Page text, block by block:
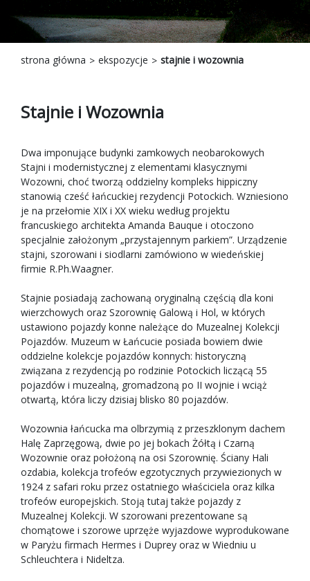
strona główna ekspozycje stajnie i wozownia
Stajnie i Wozownia
Dwa imponujące budynki zamkowych neobarokowych
Stajni i modernistycznej z elementami klasycznymi
Wozowni, choć tworzą oddzielny kompleks hippiczny
stanowią cześć łańcuckiej rezydencji Potockich. Wzniesiono
je na przełomie XIX i XX wieku według projektu
francuskiego architekta Amanda Bauque i otoczono
specjalnie założonym „przystajennym parkiem”. Urządzenie
stajni, szorowani i siodlarni zamówiono w wiedeńskiej
firmie R.Ph.Waagner.
Stajnie posiadają zachowaną oryginalną częścią dla koni
wierzchowych oraz Szorownię Galową i Hol, w których
ustawiono pojazdy konne należące do Muzealnej Kolekcji
Pojazdów. Muzeum w Łańcucie posiada bowiem dwie
oddzielne kolekcje pojazdów konnych: historyczną
związana z rezydencją po rodzinie Potockich liczącą 55
pojazdów i muzealną, gromadzoną po II wojnie i wciąż
otwartą, która liczy dzisiaj blisko 80 pojazdów.
Wozownia łańcucka ma olbrzymią z przeszklonym dachem
Halę Zaprzęgową, dwie po jej bokach Żółtą i Czarną
Wozownie oraz położoną na osi Szorownię. Ściany Hali
ozdabia, kolekcja trofeów egzotycznych przywiezionych w
1924 z safari roku przez ostatniego właściciela oraz kilka
trofeów europejskich. Stoją tutaj także pojazdy z
Muzealnej Kolekcji. W szorowani prezentowane są
chomątowe i szorowe uprzęże wyjazdowe wyprodukowane
w Paryżu firmach Hermes i Duprey oraz w Wiedniu u
Schleuchtera i Nideltza.